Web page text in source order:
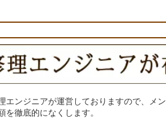
エンジニアが運営しておりますので、メ
を徹底的になくします。